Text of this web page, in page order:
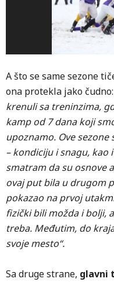
A što se same sezone
ona protekla jako čudno:
krenuli sa treninzima,
kamp od 7 dana koji
upoznamo. Ove
– kondiciju i snagu, kao
smatram da su osnove
ovaj put bila u drugom
pokazao na prvoj
fizički bili možda i bolji,
treba. Međutim, do
svoje mesto“.
Sa druge strane, glavni